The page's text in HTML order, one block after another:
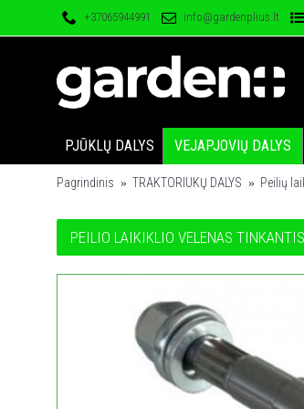
+37065944991 info@gardenplius.lt
PJŪKLŲ DALYS VEJAPJOVIŲ DALYS
Pagrindinis TRAKTORIUKŲ DALYS Peilių
PEILIO LAIKIKLIO VELENAS